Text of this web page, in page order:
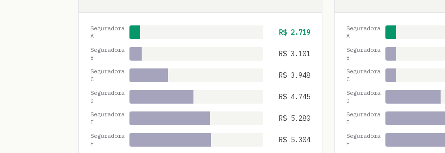
Seguradora
A
R$ 2.719
Seguradora
B
R$ 3.101
Seguradora
C
R$ 3.948
Seguradora
D
R$ 4.745
Seguradora
E
R$ 5.280
Seguradora
F
R$ 5.304
Seguradora
A
Seguradora
B
Seguradora
C
Seguradora
D
Seguradora
E
Seguradora
F